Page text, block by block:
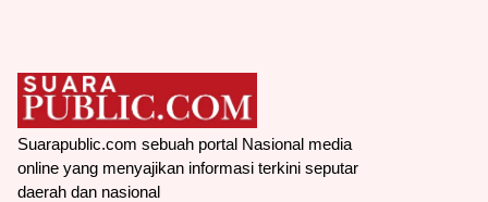
Suarapublic.com sebuah portal Nasional media
online yang menyajikan informasi terkini seputar
daerah dan nasional